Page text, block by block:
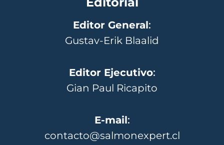
Editor General:
Gustav-Erik Blaalid
Editor Ejecutivo:
Gian Paul Ricapito
E-mail:
contacto@salmonexpert.cl